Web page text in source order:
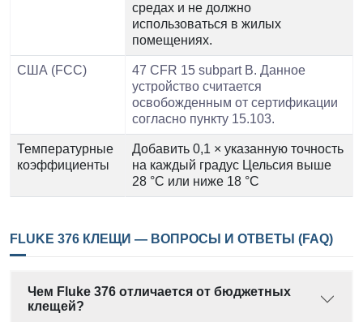
средах и не должно
использоваться в жилых
помещениях.
США (FCC)
47 CFR 15 subpart B. Данное
устройство считается
освобожденным от сертификации
согласно пункту 15.103.
Температурные
коэффициенты
Добавить 0,1 × указанную точность
на каждый градус Цельсия выше
28 °C или ниже 18 °C
FLUKE 376 КЛЕЩИ — ВОПРОСЫ И ОТВЕТЫ (FAQ)
Чем Fluke 376 отличается от бюджетных
клещей?